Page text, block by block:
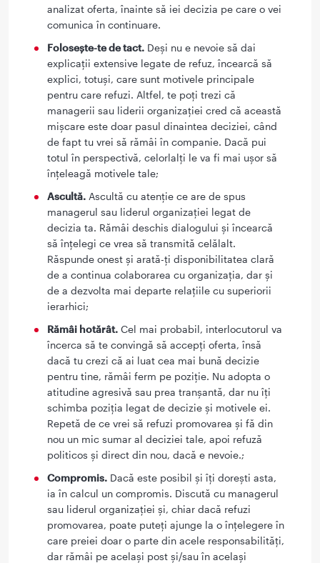
analizat oferta, înainte să iei decizia pe care o vei
comunica în continuare.
Folosește-te de tact. Deși nu e nevoie să dai
explicații extensive legate de refuz, încearcă să
explici, totuși, care sunt motivele principale
pentru care refuzi. Altfel, te poți trezi că
managerii sau liderii organizației cred că această
mișcare este doar pasul dinaintea deciziei, când
de fapt tu vrei să rămâi în companie. Dacă pui
totul în perspectivă, celorlalți le va fi mai ușor să
înțeleagă motivele tale;
Ascultă. Ascultă cu atenție ce are de spus
managerul sau liderul organizației legat de
decizia ta. Rămâi deschis dialogului și încearcă
să înțelegi ce vrea să transmită celălalt.
Răspunde onest și arată-ți disponibilitatea clară
de a continua colaborarea cu organizația, dar și
de a dezvolta mai departe relațiile cu superiorii
ierarhici;
Rămâi hotărât. Cel mai probabil, interlocutorul va
încerca să te convingă să accepți oferta, însă
dacă tu crezi că ai luat cea mai bună decizie
pentru tine, rămâi ferm pe poziție. Nu adopta o
atitudine agresivă sau prea tranșantă, dar nu îți
schimba poziția legat de decizie și motivele ei.
Repetă de ce vrei să refuzi promovarea și fă din
nou un mic sumar al deciziei tale, apoi refuză
politicos și direct din nou, dacă e nevoie.;
Compromis. Dacă este posibil și îți dorești asta,
ia în calcul un compromis. Discută cu managerul
sau liderul organizației și, chiar dacă refuzi
promovarea, poate puteți ajunge la o înțelegere în
care preiei doar o parte din acele responsabilități,
dar rămâi pe același post și/sau în același